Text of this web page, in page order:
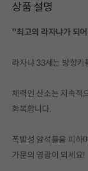
상품 설명
"최고의 라자냐가 되
라자냐 33세는 방향키
체력인 산소는 지속적
회복합니다.
폭발성 암석들을 피하
가문의 영광이 되세요!